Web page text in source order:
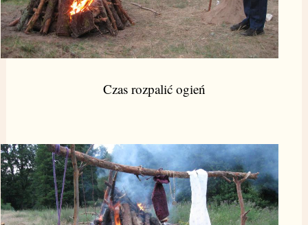
Czas rozpalić ogień